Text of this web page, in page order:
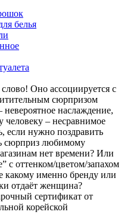
белья
Оно ассоциируется с
сюрпризом
наслаждение,
человеку – несравнимое
если нужно поздравить
сюрприз любимому
нет времени? Или
с оттенком/цветом/запахом
какому именно бренду или
отдаёт женщина?
сертификат от
корейской